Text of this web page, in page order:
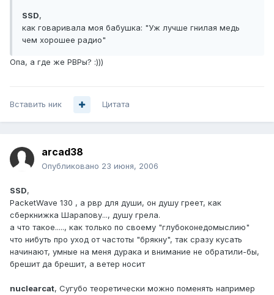
SSD,
как говаривала моя бабушка: "Уж лучше гнилая медь
чем хорошее радио"
Опа, а где же РВРы? :)))
Вставить ник Цитата
arcad38
Опубликовано 23 июня, 2006
SSD,
PacketWave 130 , а рвр для души, он душу греет, как
сберкнижка Шарапову..., душу грела.
а что такое....., как только по своему "глубоконедомыслию"
что нибуть про уход от частоты "брякну", так сразу кусать
начинают, умные на меня дурака и внимание не обратили-бы,
брешит да брешит, а ветер носит
nuclearcat, Сугубо теоретически можно поменять например